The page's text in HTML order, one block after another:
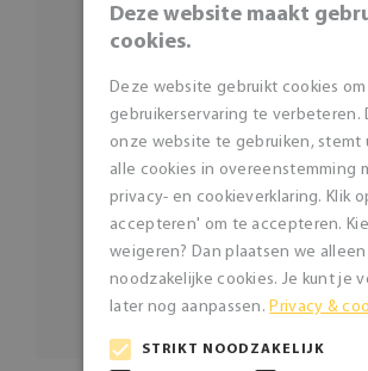
Deze website maakt
cookies.
Deze website gebruikt cookies om
gebruikerservaring te verbeteren.
onze website te gebruiken, stemt
alle cookies in overeenstemming
privacy- en cookieverklaring. Klik
accepteren' om te accepteren.
weigeren? Dan plaatsen we
noodzakelijke cookies. Je kunt je
later nog aanpassen.Privacy &
STRIKT NOODZAKELIJK